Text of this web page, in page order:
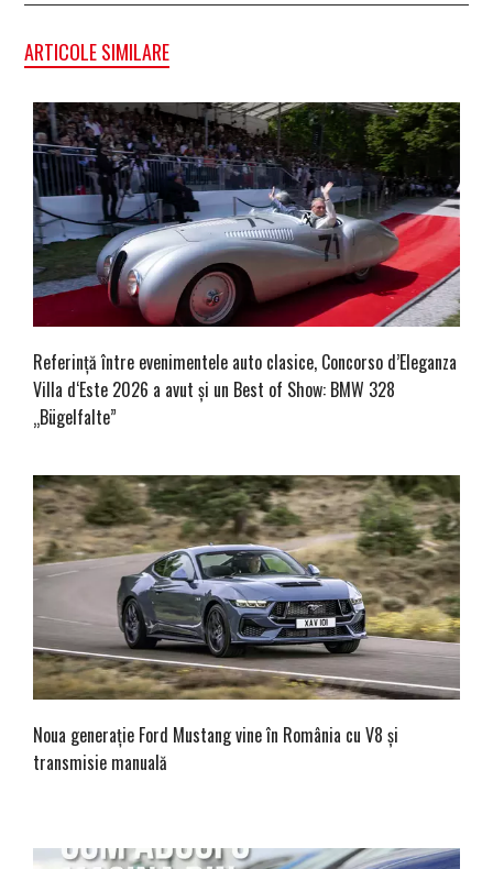
ARTICOLE SIMILARE
Referință între evenimentele auto clasice, Concorso d’Eleganza
Villa d‘Este 2026 a avut și un Best of Show: BMW 328
„Bügelfalte”
Noua generație Ford Mustang vine în România cu V8 și
transmisie manuală